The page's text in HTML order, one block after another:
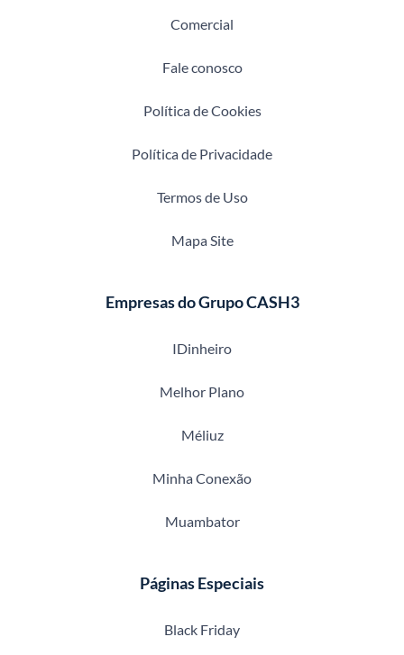
Comercial
Fale conosco
Política de Cookies
Política de Privacidade
Termos de Uso
Mapa Site
Empresas do Grupo CASH3
IDinheiro
Melhor Plano
Méliuz
Minha Conexão
Muambator
Páginas Especiais
Black Friday